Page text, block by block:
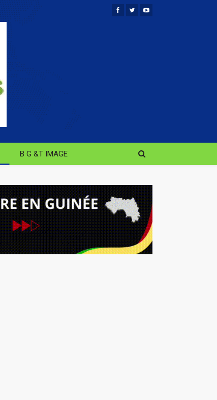
B G &T IMAGE